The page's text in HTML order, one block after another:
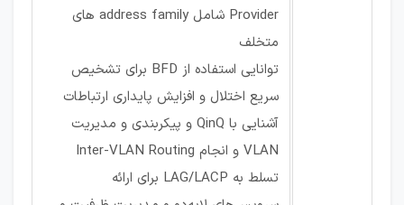
Provider شامل ‌address family های
متخلف
توانایی استفاده از BFD برای تشخیص
سریع اختلال و افزایش پایداری ارتباطات
آشنایی با QinQ و پیکربندی و مدیریت
VLAN و انجام Inter-VLAN Routing
تسلط به LAG/LACP برای ارائه